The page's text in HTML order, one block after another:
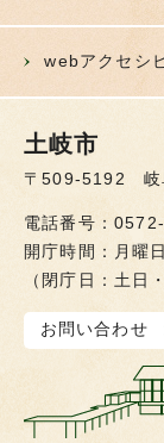
webアクセシ
土岐市
〒509-5192 岐
電話番号：
開庁時間：月曜
（閉庁日：土日
お問い合わせ